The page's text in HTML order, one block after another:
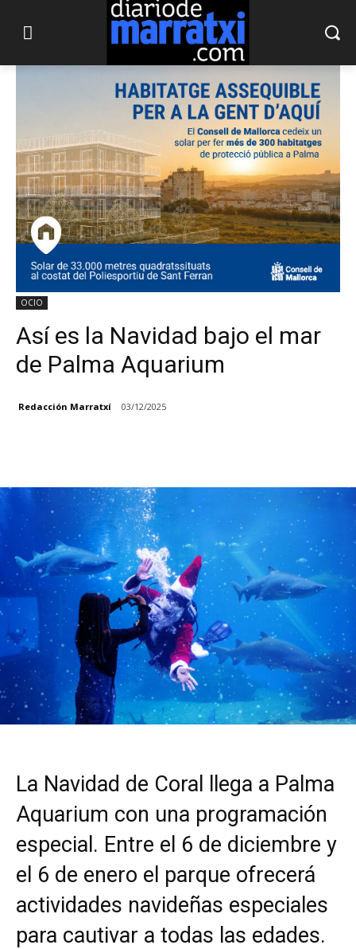
OCIO
Así es la Navidad bajo el mar
de Palma Aquarium
Redacción Marratxí 03/12/2025
La Navidad de Coral llega a Palma
Aquarium con una programación
especial. Entre el 6 de diciembre y
el 6 de enero el parque ofrecerá
actividades navideñas especiales
para cautivar a todas las edades.